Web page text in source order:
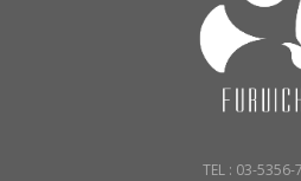
TEL : 03-5356-